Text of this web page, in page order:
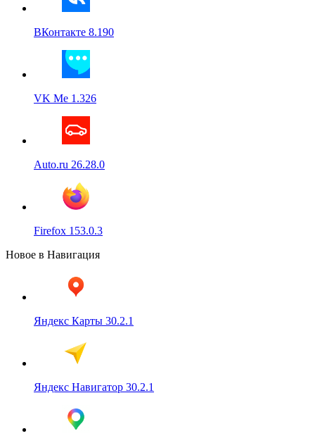
ВКонтакте 8.190
VK Me 1.326
Auto.ru 26.28.0
Firefox 153.0.3
Новое в Навигация
Яндекс Карты 30.2.1
Яндекс Навигатор 30.2.1